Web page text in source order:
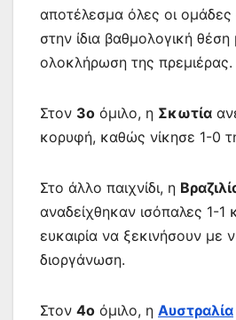
αποτέλεσμα όλες οι ομάδες
στην ίδια βαθμολογική
ολοκλήρωση της πρεμιέρας.
Στον 3ο όμιλο, η Σκωτία
κορυφή, καθώς νίκησε 1-0
Στο άλλο παιχνίδι, η
αναδείχθηκαν ισόπαλες 1-1
ευκαιρία να ξεκινήσουν με
διοργάνωση.
Στον 4ο όμιλο, η Αυστραλία